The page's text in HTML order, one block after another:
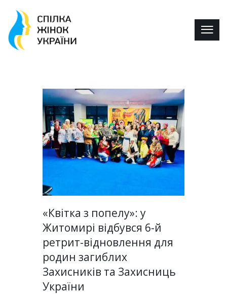
«Квітка з попелу»: у
Житомирі відбувся 6-й
ретрит-відновлення для
родин загиблих
Захисників та Захисниць
України